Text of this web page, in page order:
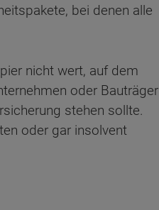
bei denen alle
nicht wert, auf dem
oder Bauträger
stehen sollte.
oder gar insolvent